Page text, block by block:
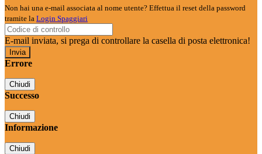
Non hai una e-mail associata al nome utente? Effettua il reset della password
tramite la Login Spaggiari
E-mail inviata, si prega di controllare la casella di posta elettronica!
Errore
Chiudi
Successo
Chiudi
Informazione
Chiudi